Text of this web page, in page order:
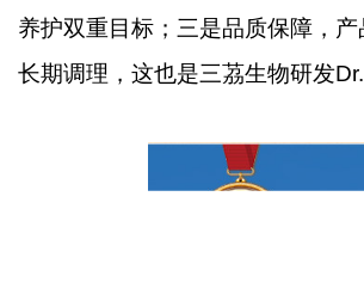
养护双重目标；三是品质保障，
长期调理，这也是三茘生物研发